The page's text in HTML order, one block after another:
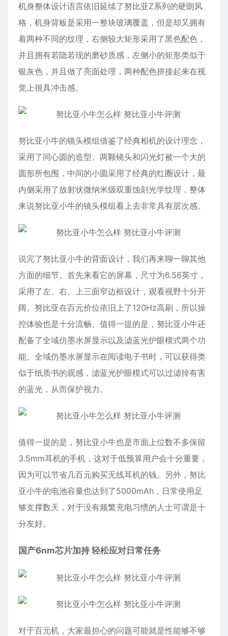
机身整体设计语言依旧延续了努比亚Z系列的硬朗风
格，机身背板是采用一整块玻璃覆盖，但是却又拥有
着两种不同的纹理，右侧较大矩形采用了黑色配色，
并且拥有若隐若现的磨砂质感，左侧小的矩形类似于
银灰色，并且做了亮面处理，两种配色拼接起来在视
觉上很具冲击感。
努比亚小牛的镜头模组借鉴了经典相机的设计理念，
采用了同心圆的造型。两颗镜头和闪光灯被一个大的
圆形所包围，中间的小圆采用了经典的红圈设计，最
内侧采用了放射状微纳米级双重蚀刻光学纹理，整体
来说努比亚小牛的镜头模组看上去非常具有层次感。
说完了努比亚小牛的背面设计，我们再来聊一聊其他
方面的细节。首先来看它的屏幕，尺寸为6.56英寸，
采用了左、右、上三面窄边框设计，观看视野十分开
阔。努比亚在百元价位依旧上了120Hz高刷，所以操
控体验也是十分流畅。值得一提的是，努比亚小牛还
配备了全域仿墨水屏显示以及滤蓝光护眼模式两个功
能。全域仿墨水屏显示在阅读电子书时，可以获得类
似于纸质书的观感，滤蓝光护眼模式可以过滤掉有害
的蓝光，从而保护视力。
值得一提的是，努比亚小牛也是市面上位数不多保留
3.5mm耳机的手机，这对于低预算用户会十分重要，
因为可以节省几百元购买无线耳机的钱。另外，努比
亚小牛的电池容量也达到了5000mAh，日常使用足
够支撑数天，对于没有频繁充电习惯的人士可谓是十
分友好。
国产6nm芯片加持 轻松应对日常任务
对于百元机，大家最担心的问题可能就是性能够不够